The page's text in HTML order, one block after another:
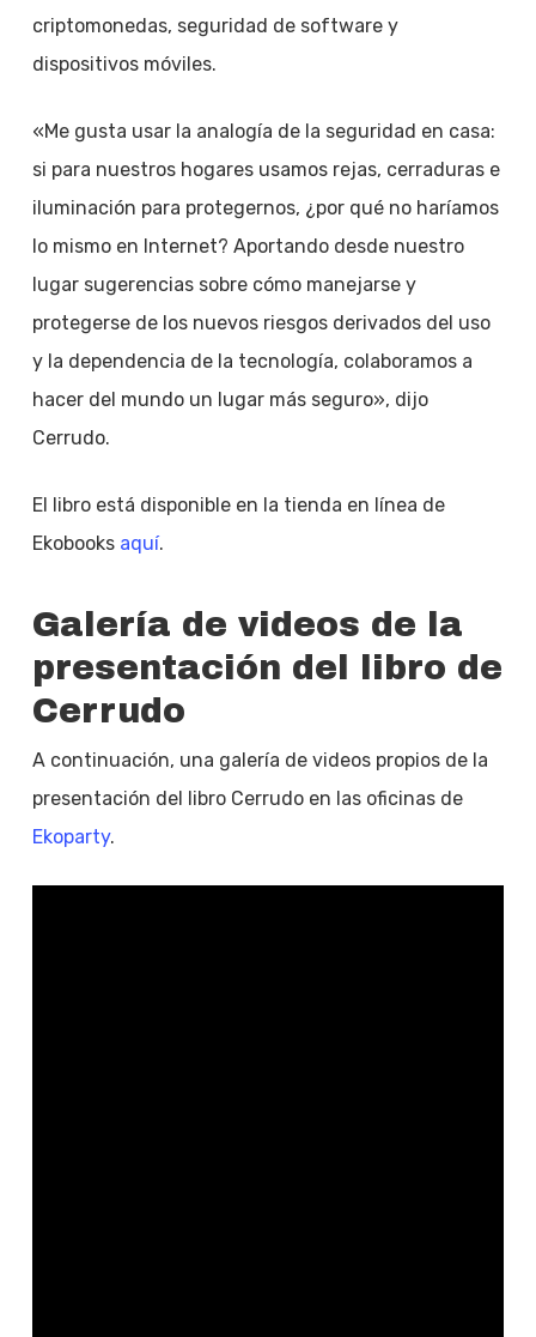
criptomonedas, seguridad de software y
dispositivos móviles.
«Me gusta usar la analogía de la seguridad en casa:
si para nuestros hogares usamos rejas, cerraduras e
iluminación para protegernos, ¿por qué no haríamos
lo mismo en Internet? Aportando desde nuestro
lugar sugerencias sobre cómo manejarse y
protegerse de los nuevos riesgos derivados del uso
y la dependencia de la tecnología, colaboramos a
hacer del mundo un lugar más seguro», dijo
Cerrudo.
El libro está disponible en la tienda en línea de
Ekobooks aquí.
Galería de videos de la
presentación del libro de
Cerrudo
A continuación, una galería de videos propios de la
presentación del libro Cerrudo en las oficinas de
Ekoparty.